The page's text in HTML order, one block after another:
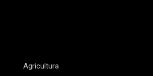
Agricultura